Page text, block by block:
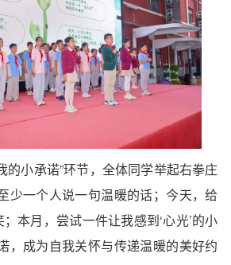
的小承诺”环节，全体同学举起右拳庄
少一个人说一句温暖的话；今天，给
本月，尝试一件让我感到‘心光’的小
，成为自我关怀与传递温暖的美好约